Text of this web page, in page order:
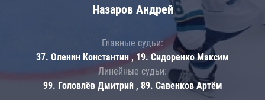
Назаров Андрей
Главные судьи:
37. Оленин Константин , 19. Сидоренко Максим
Линейные судьи:
99. Головлёв Дмитрий , 89. Савенков Артём